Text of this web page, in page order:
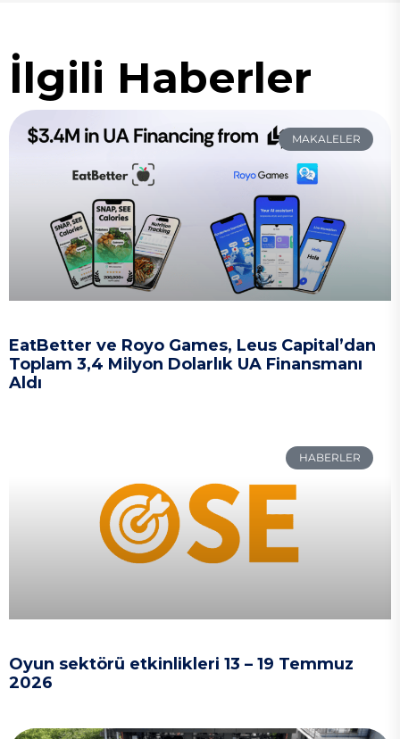
İlgili Haberler
MAKALELER
EatBetter ve Royo Games, Leus Capital’dan
Toplam 3,4 Milyon Dolarlık UA Finansmanı
Aldı
HABERLER
Oyun sektörü etkinlikleri 13 – 19 Temmuz
2026